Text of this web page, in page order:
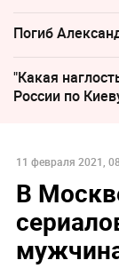
Погиб
"Какая
России по
11 февраля 2021,
В